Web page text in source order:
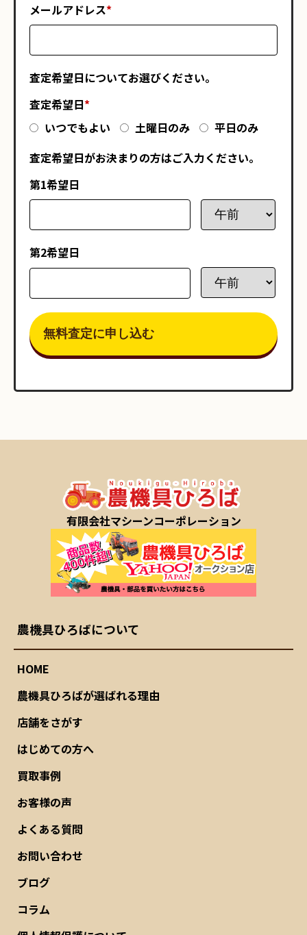
メールアドレス*
査定希望日についてお選びください。
査定希望日*
いつでもよい
土曜日のみ
平日のみ
査定希望日がお決まりの方はご入力ください。
第1希望日
第2希望日
有限会社マシーンコーポレーション
農機具ひろばについて
HOME
農機具ひろばが選ばれる理由
店舗をさがす
はじめての方へ
買取事例
お客様の声
よくある質問
お問い合わせ
ブログ
コラム